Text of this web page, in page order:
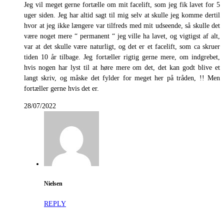
Jeg vil meget gerne fortælle om mit facelift, som jeg fik lavet for 5
uger siden. Jeg har altid sagt til mig selv at skulle jeg komme dertil
hvor at jeg ikke længere var tilfreds med mit udseende, så skulle det
være noget mere “ permanent “ jeg ville ha lavet, og vigtigst af alt,
var at det skulle være naturligt, og det er et facelift, som ca skruer
tiden 10 år tilbage. Jeg fortæller rigtig gerne mere, om indgrebet,
hvis nogen har lyst til at høre mere om det, det kan godt blive et
langt skriv, og måske det fylder for meget her på tråden, !! Men
fortæller gerne hvis det er.
28/07/2022
Nielsen
REPLY